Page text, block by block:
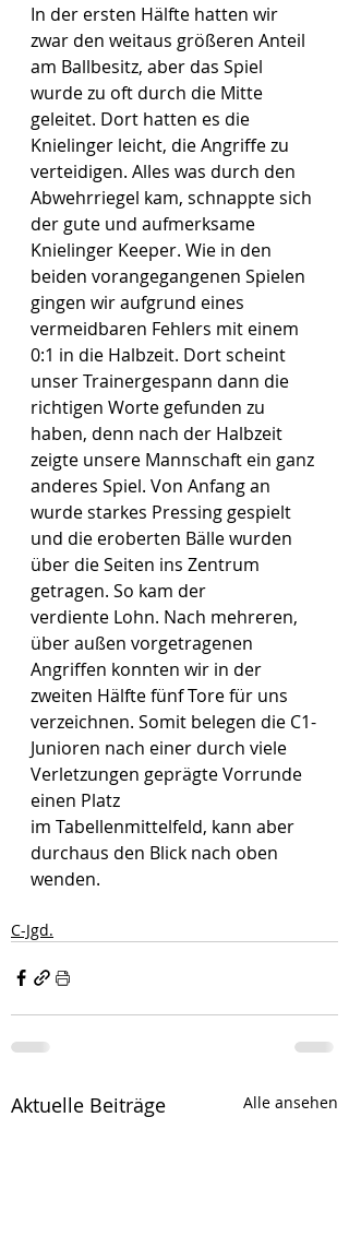
In der ersten Hälfte hatten wir
zwar den weitaus größeren Anteil
am Ballbesitz, aber das Spiel
wurde zu oft durch die Mitte
geleitet. Dort hatten es die
Knielinger leicht, die Angriffe zu
verteidigen. Alles was durch den
Abwehrriegel kam, schnappte sich
der gute und aufmerksame
Knielinger Keeper. Wie in den
beiden vorangegangenen Spielen
gingen wir aufgrund eines
vermeidbaren Fehlers mit einem
0:1 in die Halbzeit. Dort scheint
unser Trainergespann dann die
richtigen Worte gefunden zu
haben, denn nach der Halbzeit
zeigte unsere Mannschaft ein ganz
anderes Spiel. Von Anfang an
wurde starkes Pressing gespielt
und die eroberten Bälle wurden
über die Seiten ins Zentrum
getragen. So kam der
verdiente Lohn. Nach mehreren,
über außen vorgetragenen
Angriffen konnten wir in der
zweiten Hälfte fünf Tore für uns
verzeichnen. Somit belegen die C1-
Junioren nach einer durch viele
Verletzungen geprägte Vorrunde
einen Platz
im Tabellenmittelfeld, kann aber
durchaus den Blick nach oben
wenden.
C-Jgd.
Aktuelle Beiträge Alle ansehen